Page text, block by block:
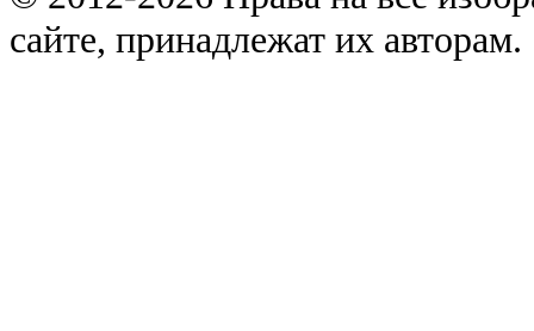
сайте, принадлежат их авторам.